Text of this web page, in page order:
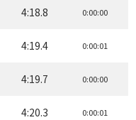
4:18.8 0:00:00
4:19.4 0:00:01
4:19.7 0:00:00
4:20.3 0:00:01